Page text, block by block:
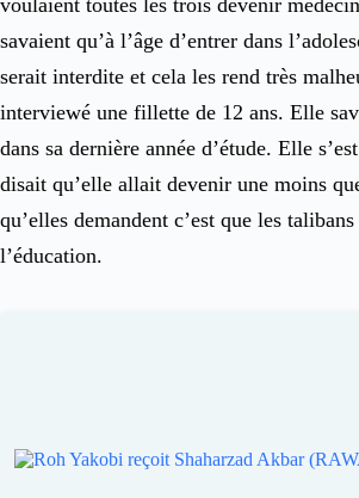
voulaient toutes les trois devenir
savaient qu’à l’âge d’entrer dans
serait interdite et cela les rend très
interviewé une fillette de 12 ans. Elle
dans sa dernière année d’étude. Elle
disait qu’elle allait devenir une moins
qu’elles demandent c’est que les
l’éducation.